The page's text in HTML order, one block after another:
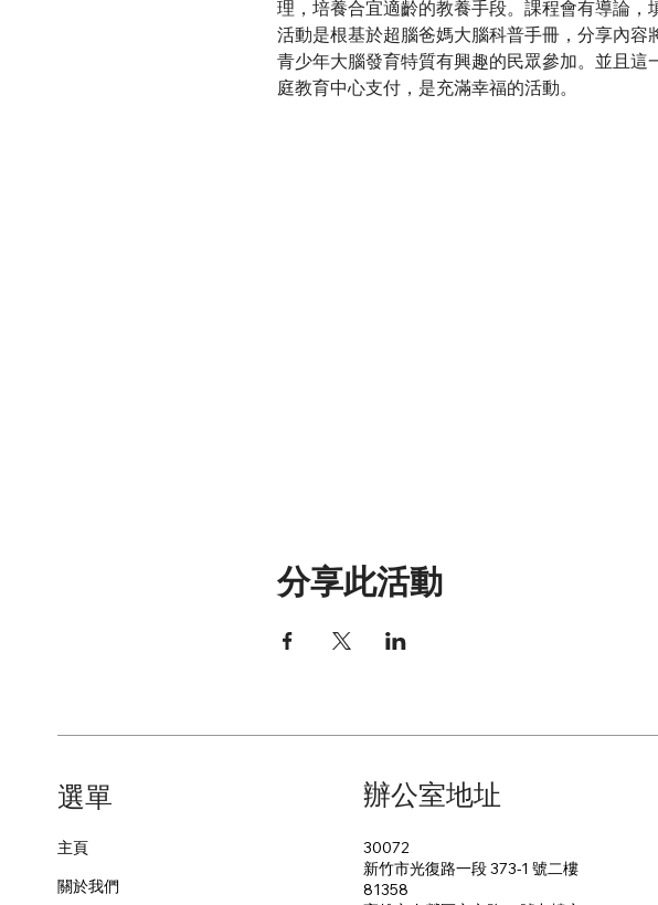
理，培養合宜適齡的教養手段。課程會有導論
活動是根基於超腦爸媽大腦科普手冊，分享內
青少年大腦發育特質有興趣的民眾參加。並且
庭教育中心支付，是充滿幸福的活動。
分享此活動
主頁
關於我們
​選單 辦公室地址
30072
新竹市光復路一段 373-1 號二樓
81358